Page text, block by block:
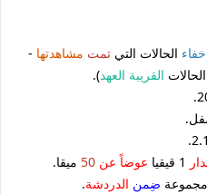
الحالات التي تمت مشاهدتها -
الحالات القريبة العهد).
عوضاً عن 50 ميقا.
ضِمن الدردشة.